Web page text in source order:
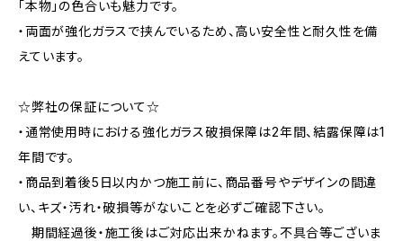
「本物」の色合いも魅力です。
・両面が強化ガラスで挟んでいるため、高い安全性と耐久性を備
えています。
☆弊社の保証について☆
・通常使用時における強化ガラス破損保障は2年間、結露保障は1
年間です。
・商品到着後5日以内かつ施工前に、商品番号やデザインの間違
い、キズ・汚れ・破損等がないことを必ずご確認下さい。
期間経過後・施工後はご対応出来かねます。不具合等ございま